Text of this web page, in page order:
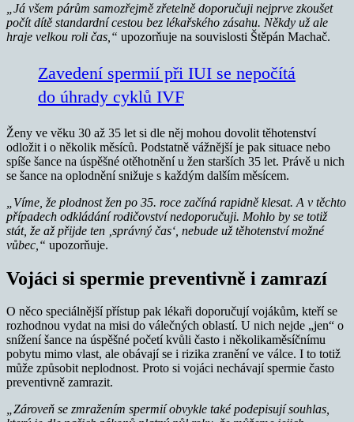
„Já všem párům samozřejmě zřetelně doporučuji nejprve zkoušet
počít dítě standardní cestou bez lékařského zásahu. Někdy už ale
hraje velkou roli čas,“ upozorňuje na souvislosti Štěpán Machač.
Zavedení spermií při IUI se nepočítá
do úhrady cyklů IVF
Ženy ve věku 30 až 35 let si dle něj mohou dovolit těhotenství
odložit i o několik měsíců. Podstatně vážnější je pak situace nebo
spíše šance na úspěšné otěhotnění u žen starších 35 let. Právě u nich
se šance na oplodnění snižuje s každým dalším měsícem.
„Víme, že plodnost žen po 35. roce začíná rapidně klesat. A v těchto
případech odkládání rodičovství nedoporučuji. Mohlo by se totiž
stát, že až přijde ten ‚správný čas‘, nebude už těhotenství možné
vůbec,“ upozorňuje.
Vojáci si spermie preventivně i zamrazí
O něco speciálnější přístup pak lékaři doporučují vojákům, kteří se
rozhodnou vydat na misi do válečných oblastí. U nich nejde „jen“ o
snížení šance na úspěšné početí kvůli často i několikaměsíčnímu
pobytu mimo vlast, ale obávají se i rizika zranění ve válce. I to totiž
může způsobit neplodnost. Proto si vojáci nechávají spermie často
preventivně zamrazit.
„Zároveň se zmražením spermií obvykle také podepisují souhlas,